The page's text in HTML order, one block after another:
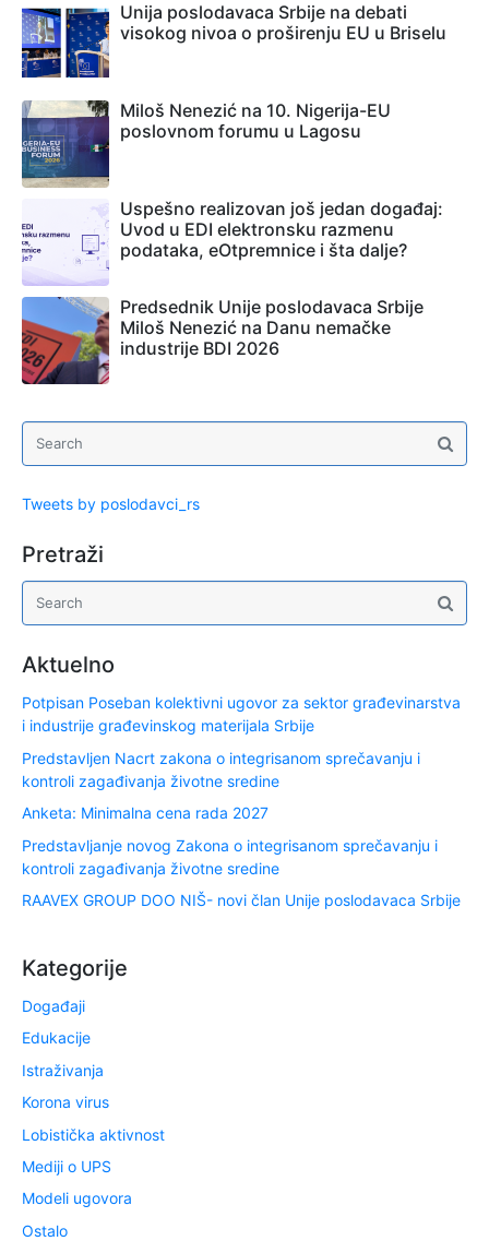
Unija poslodavaca Srbije na debati
visokog nivoa o proširenju EU u Briselu
Miloš Nenezić na 10. Nigerija-EU
poslovnom forumu u Lagosu
Uspešno realizovan još jedan događaj:
Uvod u EDI elektronsku razmenu
podataka, eOtpremnice i šta dalje?
Predsednik Unije poslodavaca Srbije
Miloš Nenezić na Danu nemačke
industrije BDI 2026
Tweets by poslodavci_rs
Pretraži
Aktuelno
Potpisan Poseban kolektivni ugovor za sektor građevinarstva
i industrije građevinskog materijala Srbije
Predstavljen Nacrt zakona o integrisanom sprečavanju i
kontroli zagađivanja životne sredine
Anketa: Minimalna cena rada 2027
Predstavljanje novog Zakona o integrisanom sprečavanju i
kontroli zagađivanja životne sredine
RAAVEX GROUP DOO NIŠ- novi član Unije poslodavaca Srbije
Kategorije
Događaji
Edukacije
Istraživanja
Korona virus
Lobistička aktivnost
Mediji o UPS
Modeli ugovora
Ostalo